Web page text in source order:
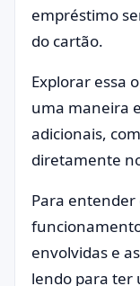
empréstimo
do cartão.
Explorar essa
uma maneira
adicionais,
diretamente
Para
envolvidas e
lendo para ter